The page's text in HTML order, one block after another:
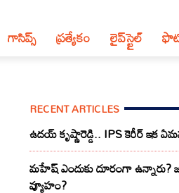
గాసిప్స్ ప్రత్యేకం లైప్‌స్టైల్‌
RECENT ARTICLES
ఉదయ్ కృష్ణారెడ్డి.. IPS కెరీర్ ఇక
మహేష్ ఎందుకు దూరంగా ఉన్నారు?
వ్యూహం?